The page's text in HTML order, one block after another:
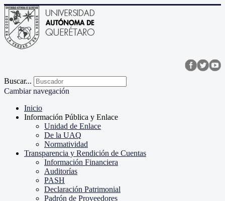
Buscar...
Cambiar navegación
Inicio
Información Pública y Enlace
Unidad de Enlace
De la UAQ
Normatividad
Transparencia y Rendición de Cuentas
Información Financiera
Auditorías
PASH
Declaración Patrimonial
Padrón de Proveedores